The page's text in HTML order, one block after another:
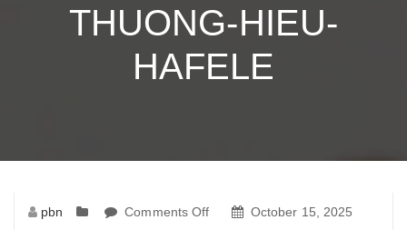
THUONG-HIEU-
HAFELE
pbn Comments Off October 15, 2025